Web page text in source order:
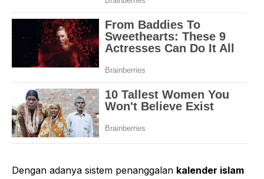
Dengan adanya sistem penanggalan kalender islam